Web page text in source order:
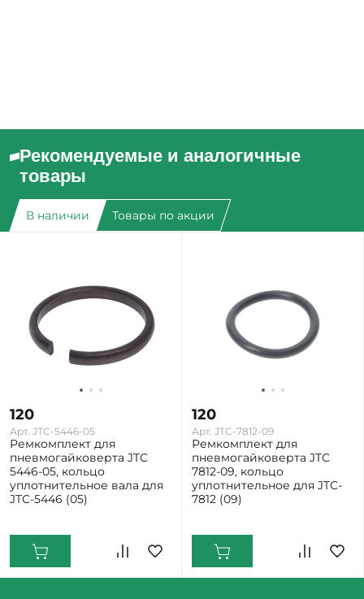
Рекомендуемые и аналогичные
товары
В наличии Товары по акции
120
Арт. JTC-5446-05
Ремкомплект для
пневмогайковерта JTC
5446-05, кольцо
уплотнительное вала для
JTC-5446 (05)
120
Арт. JTC-7812-09
Ремкомплект для
пневмогайковерта JTC
7812-09, кольцо
уплотнительное для JTC-
7812 (09)